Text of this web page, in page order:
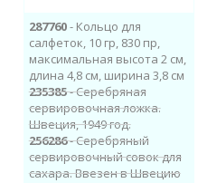
287760- Кольцо для
салфеток, 10 гр, 830 пр,
максимальная высота 2 см,
длина 4,8 см, ширина 3,8 см
235385- Серебряная
сервировочная ложка.
Швеция, 1949 год.
256286- Серебряный
сервировочный совок для
сахара. Ввезен в Швецию